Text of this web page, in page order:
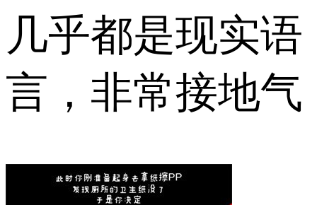
几乎都是现实语
言，非常接地气